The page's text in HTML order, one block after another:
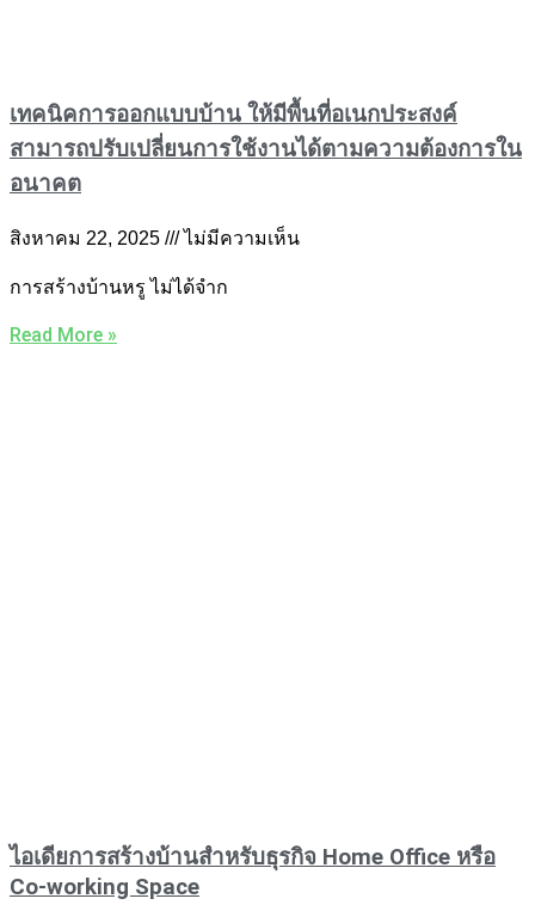
เทคนิคการออกแบบบ้าน ให้มีพื้นที่อเนกประสงค์
สามารถปรับเปลี่ยนการใช้งานได้ตามความต้องการใน
อนาคต
สิงหาคม 22, 2025 ไม่มีความเห็น
การสร้างบ้านหรู ไม่ได้จำก
Read More »
ไอเดียการสร้างบ้านสำหรับธุรกิจ Home Office หรือ
Co-working Space